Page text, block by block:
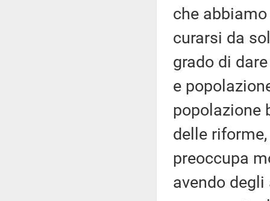
che
curarsi da
grado di
e
popolazione
delle
preoccupa
avendo